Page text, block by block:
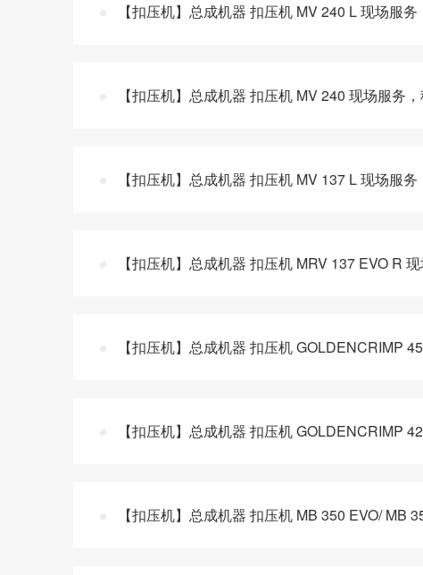
【扣压机】总成机器 扣压机 MV 240 L 现场服
【扣压机】总成机器 扣压机 MV 240 现场服务
【扣压机】总成机器 扣压机 MV 137 L 现场服
【扣压机】总成机器 扣压机 MRV 137 EVO R
【扣压机】总成机器 扣压机 GOLDENCRIMP
【扣压机】总成机器 扣压机 GOLDENCRIMP
【扣压机】总成机器 扣压机 MB 350 EVO/ MB